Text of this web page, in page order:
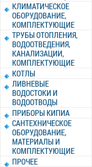
КЛИМАТИЧЕСКОЕ
ОБОРУДОВАНИЕ,
КОМПЛЕКТУЮЩИЕ
ТРУБЫ ОТОПЛЕНИЯ,
ВОДООТВЕДЕНИЯ,
КАНАЛИЗАЦИИ,
КОМПЛЕКТУЮЩИЕ
КОТЛЫ
ЛИВНЕВЫЕ
ВОДОСТОКИ И
ВОДООТВОДЫ
ПРИБОРЫ КИПИА
САНТЕХНИЧЕСКОЕ
ОБОРУДОВАНИЕ,
МАТЕРИАЛЫ И
КОМПЛЕКТУЮЩИЕ
ПРОЧЕЕ